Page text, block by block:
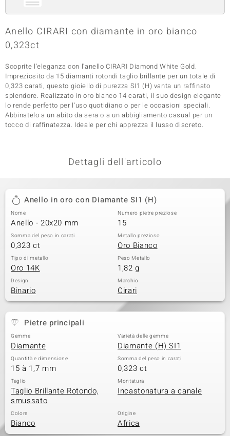
Anello CIRARI con diamante in oro bianco
0,323ct
Scoprite l'eleganza con l'anello CIRARI Diamond White Gold.
Impreziosito da 15 diamanti rotondi taglio brillante per un totale di
0,323 carati, questo gioiello di purezza SI1 (H) vanta un raffinato
splendore. Realizzato in oro bianco 14 carati, il suo design elegante
lo rende perfetto per l'uso quotidiano o per le occasioni speciali.
Abbinatelo a un abito da sera o a un abbigliamento casual per un
tocco di raffinatezza. Ideale per chi apprezza il lusso discreto.
Dettagli dell'articolo
Anello in oro con Diamante SI1 (H)
Nome
Anello - 20x20 mm
Numero pietre preziose
15
Somma del peso in carati
0,323 ct
Metallo prezioso
Oro Bianco
Tipo di metallo
Oro 14K
Peso Metallo
1,82 g
Design
Binario
Marchio
Cirari
Pietre principali
Gemme
Diamante
Varietà delle gemme
Diamante (H) SI1
Quantità e dimensione
15 à 1,7 mm
Somma del peso in carati
0,323 ct
Taglio
Taglio Brillante Rotondo,
smussato
Montatura
Incastonatura a canale
Colore
Bianco
Origine
Africa